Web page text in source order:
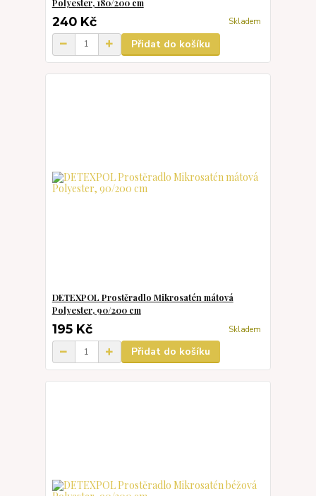
Polyester, 180/200 cm
240 Kč Skladem
Přidat do košíku
DETEXPOL Prostěradlo Mikrosatén mátová
Polyester, 90/200 cm
195 Kč Skladem
Přidat do košíku